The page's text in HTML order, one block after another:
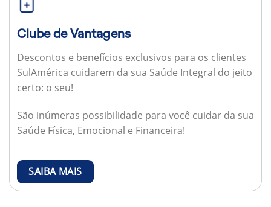
Clube de Vantagens
Descontos e benefícios exclusivos para os clientes
SulAmérica cuidarem da sua Saúde Integral do jeito
certo: o seu!
São inúmeras possibilidade para você cuidar da sua
Saúde Física, Emocional e Financeira!
SAIBA MAIS